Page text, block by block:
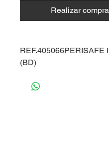
Realizar compra
REF.405066PERISAFE
(BD)